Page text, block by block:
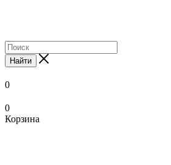
Найти
0
0
Корзина